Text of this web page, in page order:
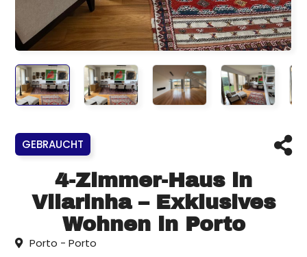
GEBRAUCHT
4-Zimmer-Haus in
Vilarinha – Exklusives
Wohnen in Porto
Porto - Porto